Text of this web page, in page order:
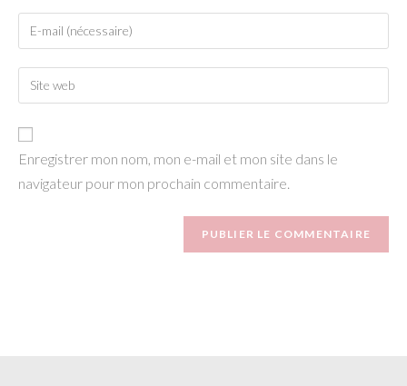
name
username
to
comment
email
address
to
comment
URL
(optional)
Enregistrer mon nom, mon e-mail et mon site dans le
navigateur pour mon prochain commentaire.